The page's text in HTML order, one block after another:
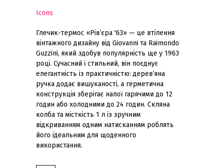
Icons
Глечик-термос «Рів’єра '63» — це втілення
вінтажного дизайну від Giovanni та Raimondo
Guzzini, який здобув популярність ще у 1963
році. Сучасний і стильний, він поєднує
елегантність із практичністю: дерев’яна
ручка додає вишуканості, а герметична
конструкція зберігає напої гарячими до 12
годин або холодними до 24 годин. Скляна
колба та місткість 1 л із зручним
відкриванням одним натисканням роблять
його ідеальним для щоденного
використання.